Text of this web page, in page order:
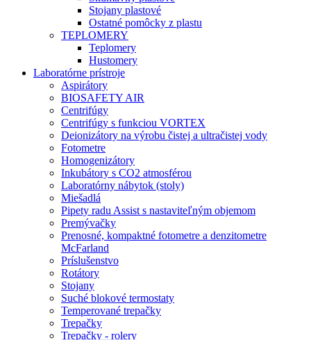
Stojany plastové
Ostatné pomôcky z plastu
TEPLOMERY
Teplomery
Hustomery
Laboratórne prístroje
Aspirátory
BIOSAFETY AIR
Centrifúgy
Centrifúgy s funkciou VORTEX
Deionizátory na výrobu čistej a ultračistej vody
Fotometre
Homogenizátory
Inkubátory s CO2 atmosférou
Laboratórny nábytok (stoly)
Miešadlá
Pipety radu Assist s nastaviteľným objemom
Premývačky
Prenosné, kompaktné fotometre a denzitometre
McFarland
Príslušenstvo
Rotátory
Stojany
Suché blokové termostaty
Temperované trepačky
Trepačky
Trepačky - rolery